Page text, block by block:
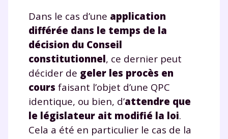
Dans le cas d’une application
différée dans le temps de la
décision du Conseil
constitutionnel, ce dernier peut
décider de geler les procès en
cours faisant l’objet d’une QPC
identique, ou bien, d’attendre que
le législateur ait modifié la loi.
Cela a été en particulier le cas de la